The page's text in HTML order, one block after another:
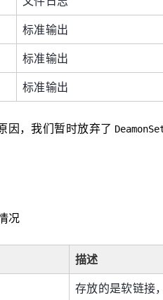
标准输出
标准输出
标准输出
因，我们暂时放弃了
况
描述
存放的是软链接